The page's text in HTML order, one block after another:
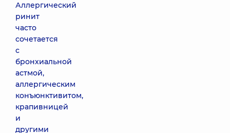
Аллергический
ринит
часто
сочетается
с
бронхиальной
астмой,
аллергическим
конъюнктивитом,
крапивницей
и
другими